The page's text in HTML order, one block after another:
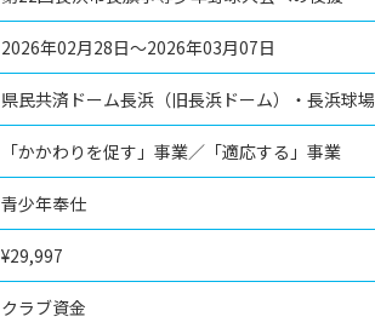
2026年02月28日〜2026年03月07日
県民共済ドーム長浜（旧長浜ドーム）・長浜球場
「かかわりを促す」事業／「適応する」事業
青少年奉仕
¥29,997
クラブ資金